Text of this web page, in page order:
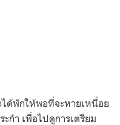
ด้พักให้พอที่จะหายเหนื่อย
กำ เพื่อไปดูการเตรียม